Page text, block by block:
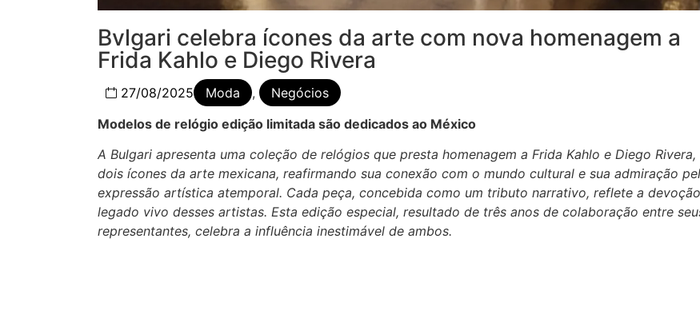
Bvlgari celebra ícones da arte com nova homenagem a
Frida Kahlo e Diego Rivera
27/08/2025 Moda ,
Negócios
Modelos de relógio edição limitada são dedicados ao México
A Bulgari apresenta uma coleção de relógios que presta homenagem a Frida Kahlo e Diego Rivera,
dois ícones da arte mexicana, reafirmando sua conexão com o mundo cultural e sua admiração
expressão artística atemporal. Cada peça, concebida como um tributo narrativo, reflete a
legado vivo desses artistas. Esta edição especial, resultado de três anos de colaboração entre
representantes, celebra a influência inestimável de ambos.